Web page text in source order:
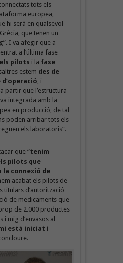
tots els
europea,
hi serà en qualsevol
que tenen un
I va afegir que a
a l’última fase
pilots i la fase
estem des de
d’operació, i
partir que l’estructura
integrada amb la
en producció, de tal
poden arribar tots els
els laboratoris”.
que “tenim
pilots que
la connexió de
acabat els pilots de
titulars d’autorització
de medicaments que
de 2.000 productes
i mig d’envasos al
està iniciat i